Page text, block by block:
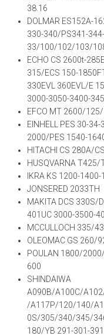
38.16
DOLMAR ES152A-
330-340/PS341-
33/100/102/103/
ECHO CS 2600t-
315/ECS 150-
330EVL 360EVL/E
3000-3050-3400-
EFCO MT 2600/
EINHELL PES 30-
2000/PES 1540-
HITACHI CS 280A/
HUSQVARNA T425/
IKRA KS 1200-
JONSERED 2033TH
MAKITA DCS 330S/
401UC 3000-3500-
MCCULLOCH 335/
OLEOMAC GS 260/
POULAN 1800/
600
SHINDAIWA
A090B/A100C/
/A117P/120/140/
0S/305/340/345/
180/YB 291-301-